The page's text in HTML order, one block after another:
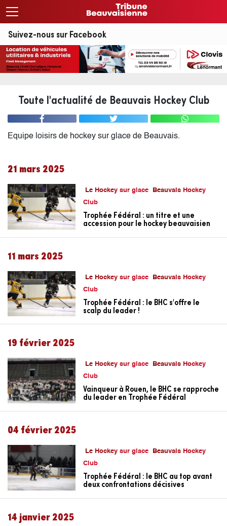
Suivez-nous sur Facebook
Toute l'actualité de Beauvais Hockey Club
Equipe loisirs de hockey sur glace de Beauvais.
21 mars 2025
Le Hockey sur glace
Beauvais Hockey
Club
Trophée Fédéral : un titre et une
accession pour le hockey beauvaisien
11 mars 2025
Le Hockey sur glace
Beauvais Hockey
Club
Trophée Fédéral : le BHC s'offre le
scalp du leader !
19 février 2025
Le Hockey sur glace
Beauvais Hockey
Club
Vainqueur à Rouen, le BHC se rapproche
du leader en Trophée Fédéral
04 février 2025
Le Hockey sur glace
Beauvais Hockey
Club
Trophée Fédéral : le BHC au top avant
deux confrontations décisives
14 janvier 2025